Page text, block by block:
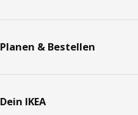
Planen & Bestellen
Dein IKEA